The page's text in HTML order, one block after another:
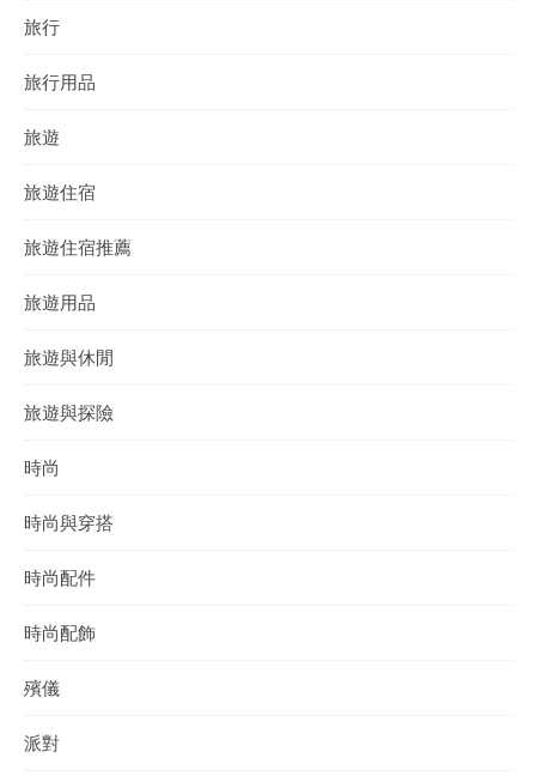
旅行
旅行用品
旅遊
旅遊住宿
旅遊住宿推薦
旅遊用品
旅遊與休閒
旅遊與探險
時尚
時尚與穿搭
時尚配件
時尚配飾
殯儀
派對